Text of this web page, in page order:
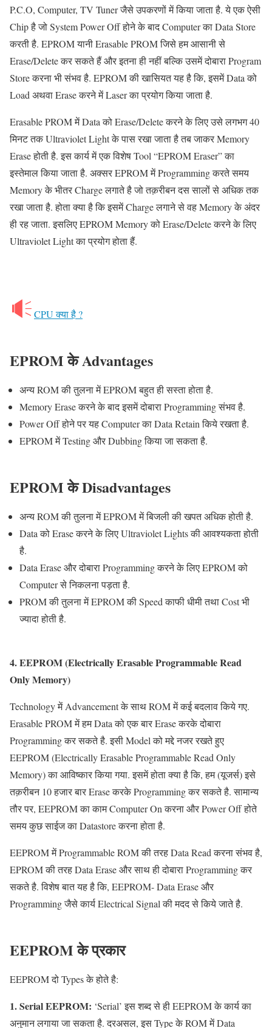
P.C.O, Computer, TV Tuner जैसे उपकरणों में किया जाता है. ये एक ऐसी
Chip है जो System Power Off होने के बाद Computer का Data Store
करती है. EPROM यानी Erasable PROM जिसे हम आसानी से
Erase/Delete कर सकते हैं और इतना ही नहीं बल्कि उसमें दोबारा Program
Store करना भी संभव है. EPROM की खासियत यह है कि, इसमें Data को
Load अथवा Erase करने में Laser का प्रयोग किया जाता है.
Erasable PROM में Data को Erase/Delete करने के लिए उसे लगभग 40
मिनट तक Ultraviolet Light के पास रखा जाता है तब जाकर Memory
Erase होती है. इस कार्य में एक विशेष Tool “EPROM Eraser” का
इस्तेमाल किया जाता है. अक्सर EPROM में Programming करते समय
Memory के भीतर Charge लगाते है जो तक़रीबन दस सालों से अधिक तक
रखा जाता है. होता क्या है कि इसमें Charge लगाने से वह Memory के अंदर
ही रह जाता. इसलिए EPROM Memory को Erase/Delete करने के लिए
Ultraviolet Light का प्रयोग होता हैं.
CPU क्या है ?
EPROMकेAdvantages
अन्य ROM की तुलना में EPROM बहुत ही सस्ता होता है.
Memory Erase करने के बाद इसमें दोबारा Programming संभव है.
Power Off होने पर यह Computer का Data Retain किये रखता है.
EPROM में Testing और Dubbing किया जा सकता है.
EPROMकेDisadvantages
अन्य ROM की तुलना में EPROM में बिजली की खपत अधिक होती है.
Data को Erase करने के लिए Ultraviolet Lights की आवश्यकता होती
है.
Data Erase और दोबारा Programming करने के लिए EPROM को
Computer से निकलना पड़ता है.
PROM की तुलना में EPROM की Speed काफी धीमी तथा Cost भी
ज्यादा होती है.
4. EEPROM (Electrically Erasable Programmable Read
Only Memory)
Technology में Advancement के साथ ROM में कई बदलाव किये गए.
Erasable PROM में हम Data को एक बार Erase करके दोबारा
Programming कर सकते है. इसी Model को मद्दे नजर रखते हुए
EEPROM (Electrically Erasable Programmable Read Only
Memory) का आविष्कार किया गया. इसमें होता क्या है कि, हम (यूजर्स) इसे
तक़रीबन 10 हजार बार Erase करके Programming कर सकते है. सामान्य
तौर पर, EEPROM का काम Computer On करना और Power Off होते
समय कुछ साईज का Datastore करना होता है.
EEPROM में Programmable ROM की तरह Data Read करना संभव है,
EPROM की तरह Data Erase और साथ ही दोबारा Programming कर
सकते है. विशेष बात यह है कि, EEPROM- Data Erase और
Programming जैसे कार्य Electrical Signal की मदद से किये जाते है.
EEPROMके प्रकार
EEPROM दो Types के होते है:
1. Serial EEPROM: ‘Serial’ इस शब्द से ही EEPROM के कार्य का
अनुमान लगाया जा सकता है. दरअसल, इस Type के ROM में Data